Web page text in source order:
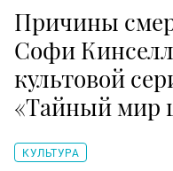
Причины
Софи
культовой
«Тайный мир
КУЛЬТУРА